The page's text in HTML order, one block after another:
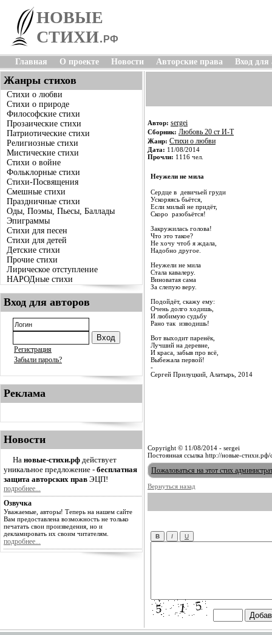
НОВЫЕ
СТИХИ. РФ
Главная О проекте Новости Авторские права Вход для
Жанры стихов
Стихи о любви
Стихи о природе
Философские стихи
Прозаические стихи
Патриотические стихи
Религиозные стихи
Мистические стихи
Стихи о войне
Фольклорные стихи
Стихи-Посвящения
Смешные стихи
Праздничные стихи
Оды, Поэмы, Пьесы, Баллады
Эпиграммы
Стихи для песен
Стихи для детей
Детские стихи
Прочие стихи
Лирическое отступление
НАРОДные стихи
Вход для авторов
Регистрация
Забыли пароль?
Реклама
Новости
На новые-стихи.рф действует
уникальное предложение - бесплатная
защита авторских прав ЭЦП!
подробнее...
Озвучка
Уважаемые, авторы! Теперь на нашем сайте
Вам предоставлена возможность не только
печатать свои произведения, но и
декламировать их своим читателям.
подробнее...
Автор: sergei
Сборник: Любовь 20 ст И-Т
Жанр: Стихи о любви
Дата: 11/08/2014
Прочли: 1116 чел.
Неужели не мила
Сердце в девичьей груди
Ускоряясь бьётся,
Если милый не придёт,
Скоро разобьётся!
Закружилась голова!
Что это такое?
Не хочу чтоб я ждала,
Надобно другое.
Неужели не мила
Стала кавалеру.
Виноватая сама
За слепую веру.
Подойдёт, скажу ему:
Очень долго ходишь,
И любимую судьбу
Рано так изводишь!
Вот выходит паренёк,
Лучший на деревне,
И краса, забыв про всё,
Выбежала первой!
-
Сергей Прилуцкий, Алатырь, 2014
Copyright © 11/08/2014 - sergei
Постоянная ссылка http://новые-стихи.рф/
Пожаловаться на этот стих
Вернуться назад